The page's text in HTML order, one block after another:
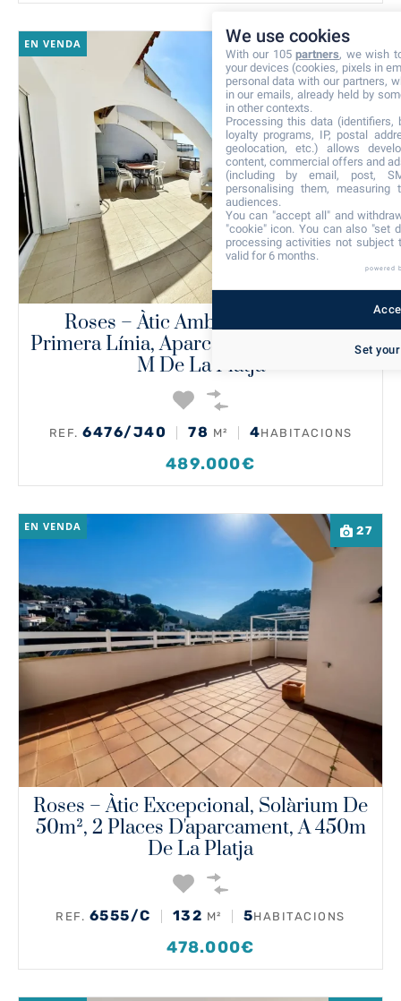
EN VENDA
Roses – Àtic Amb Vistes Al Mar,
Primera Línia, Aparcament Privat, A 20
M De La Platja
REF. 6476/J40 78 M² 4HABITACIONS
489.000€
27
EN VENDA
Roses – Àtic Excepcional, Solàrium De
50m², 2 Places D'aparcament, A 450m
De La Platja
REF. 6555/C 132 M² 5HABITACIONS
478.000€
We use cookies
With our 105partners, we wish
your devices (cookies, pixels in
personal data with our partners,
in our emails, already held by
in other contexts.
Processing this data (identifiers,
loyalty programs, IP, postal
geolocation, etc.) allows
content, commercial offers and
(including by email, post,
personalising them, measuring
audiences.
You can "accept all" and
"cookie" icon. You can also "set
processing activities not subject
valid for 6 months.
powered
Set